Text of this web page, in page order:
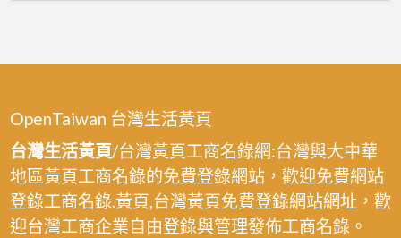
OpenTaiwan 台灣生活黃頁
台灣生活黃頁/台灣黃頁工商名錄網:台灣與大中華
地區黃頁工商名錄的免費登錄網站，歡迎免費網站
登錄工商名錄.黃頁,台灣黃頁免費登錄網站網址，歡
迎台灣工商企業自由登錄與管理發佈工商名錄。